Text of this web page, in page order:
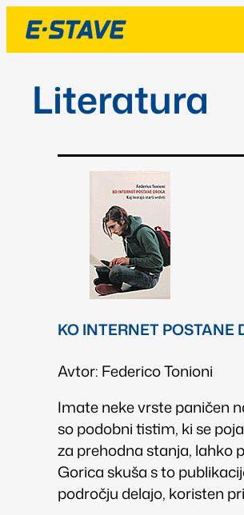
Literatura
KO INTERNET POSTANE
Avtor: Federico Tonioni
Imate neke vrste paničen
so podobni tistim, ki se
za prehodna stanja, lahko
Gorica skuša s to
področju delajo, koristen